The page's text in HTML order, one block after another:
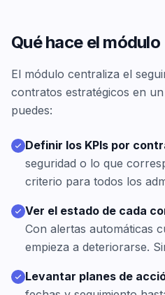
Qué hace el módulo
El módulo centraliza el
contratos estratégicos en
puedes:
Definir los KPIs por
seguridad o lo que
criterio para todos los
Ver el estado de cada
Con alertas automáticas
empieza a deteriorarse.
Levantar planes de